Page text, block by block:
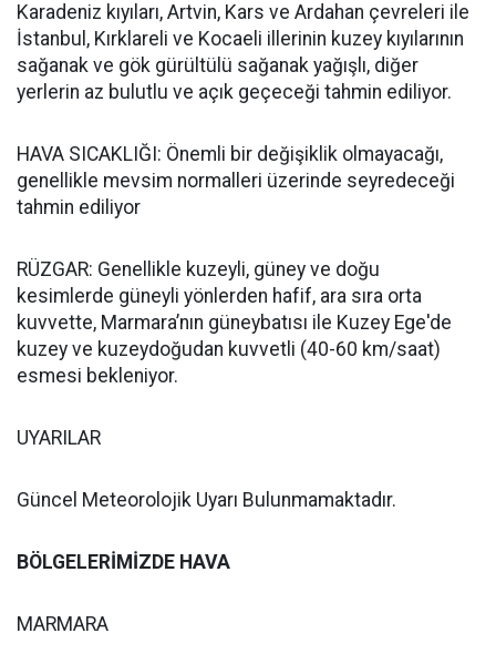
Karadeniz kıyıları, Artvin, Kars ve Ardahan çevreleri ile
İstanbul, Kırklareli ve Kocaeli illerinin kuzey kıyılarının
sağanak ve gök gürültülü sağanak yağışlı, diğer
yerlerin az bulutlu ve açık geçeceği tahmin ediliyor.
HAVA SICAKLIĞI: Önemli bir değişiklik olmayacağı,
genellikle mevsim normalleri üzerinde seyredeceği
tahmin ediliyor
RÜZGAR: Genellikle kuzeyli, güney ve doğu
kesimlerde güneyli yönlerden hafif, ara sıra orta
kuvvette, Marmara’nın güneybatısı ile Kuzey Ege'de
kuzey ve kuzeydoğudan kuvvetli (40-60 km/saat)
esmesi bekleniyor.
UYARILAR
Güncel Meteorolojik Uyarı Bulunmamaktadır.
BÖLGELERİMİZDE HAVA
MARMARA